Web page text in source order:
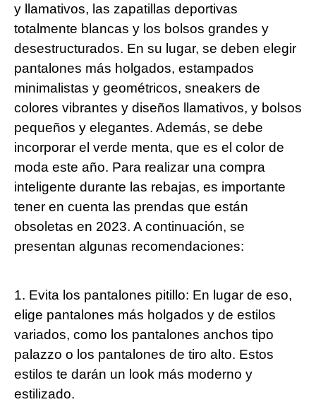
y llamativos, las zapatillas deportivas
totalmente blancas y los bolsos grandes y
desestructurados. En su lugar, se deben elegir
pantalones más holgados, estampados
minimalistas y geométricos, sneakers de
colores vibrantes y diseños llamativos, y bolsos
pequeños y elegantes. Además, se debe
incorporar el verde menta, que es el color de
moda este año. Para realizar una compra
inteligente durante las rebajas, es importante
tener en cuenta las prendas que están
obsoletas en 2023. A continuación, se
presentan algunas recomendaciones:
1. Evita los pantalones pitillo: En lugar de eso,
elige pantalones más holgados y de estilos
variados, como los pantalones anchos tipo
palazzo o los pantalones de tiro alto. Estos
estilos te darán un look más moderno y
estilizado.